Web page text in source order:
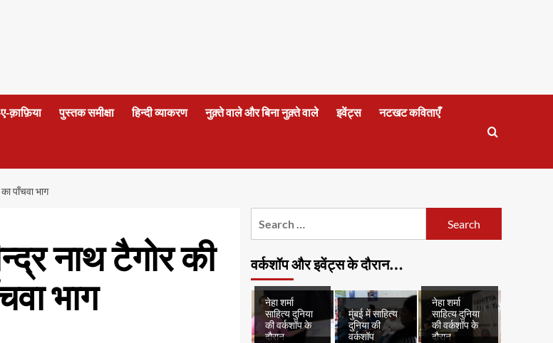
क़ाफ़िया पुस्तक समीक्षा हिन्दी व्याकरण नुक़्ते वाले और बिना नुक़्ते वाले इवेंट्स नटखट कविताएँ
पाँचवा भाग
नाथ टैगोर की
भाग
वर्कशॉप और इवेंट्स के दौरान…
नेहा शर्मा
साहित्य दुनिया
की वर्कशॉप के
दौरान
मुंबई में साहित्य
दुनिया की
वर्कशॉप
नेहा शर्मा
साहित्य दुनिया
की वर्कशॉप के
दौरान